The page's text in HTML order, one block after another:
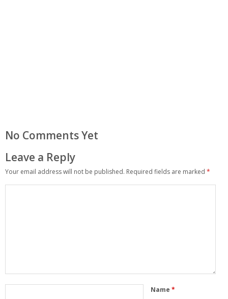
No Comments Yet
Leave a Reply
Your email address will not be published. Required fields are marked *
Name *